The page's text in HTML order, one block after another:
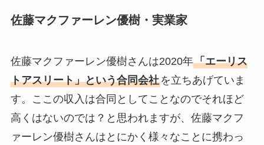
佐藤マクファーレン優樹・実業家
佐藤マクファーレン優樹さんは2020年「エーリス
トアスリート」という合同会社を立ちあげていま
す。ここの収入は合同としてことなのでそれほど
高くはないのでは？と思われますが、佐藤マクフ
ァーレン優樹さんはとにかく様々なことに携わっ